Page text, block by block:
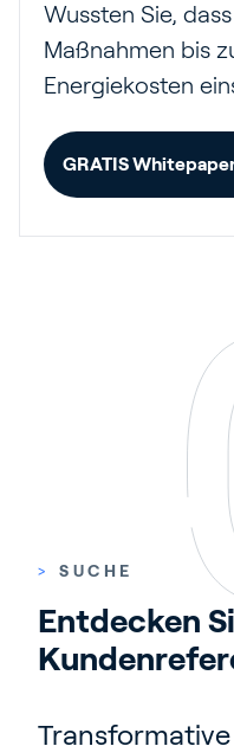
Wussten Sie,
Maßnahmen bis
Energiekosten
GRATIS
> SUCHE
Entdecken